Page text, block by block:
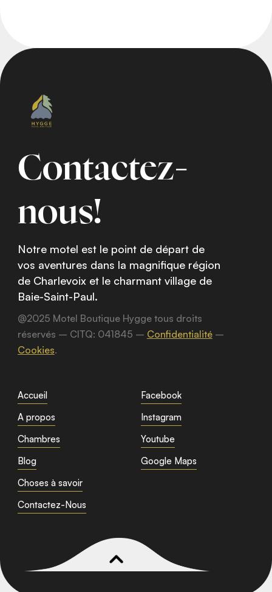
Contactez-
nous!
Notre motel est le point de départ de
vos aventures dans la magnifique région
de Charlevoix et le charmant village de
Baie-Saint-Paul.
@2025 Motel Boutique Hygge tous droits
réservés – CITQ: 041845 – Confidentialité–
Cookies.
Accueil
A propos
Chambres
Blog
Choses à savoir
Contactez-Nous
Facebook
Instagram
Youtube
Google Maps